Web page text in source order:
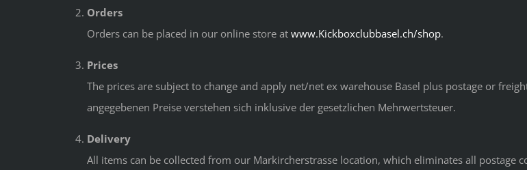
Orders
Orders can be placed in our online store at www.Kickboxclubbasel.ch/shop.
Prices
The prices are subject to change and apply net/net ex warehouse Basel plus postage or
angegebenen Preise verstehen sich inklusive der gesetzlichen Mehrwertsteuer.
Delivery
All items can be collected from our Markircherstrasse location, which eliminates all postage